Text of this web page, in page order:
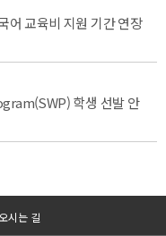
어 교육비 지원 기간 연장
학생 선발 안
시는 길